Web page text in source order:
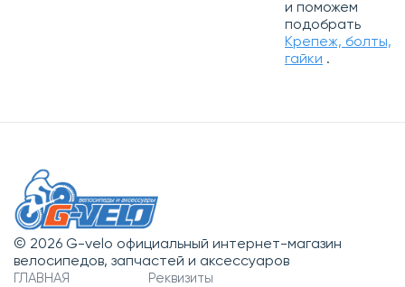
и поможем
подобрать
Крепеж, болты,
гайки .
© 2026 G-velo официальный интернет-магазин
велосипедов, запчастей и аксессуаров
ГЛАВНАЯ Реквизиты